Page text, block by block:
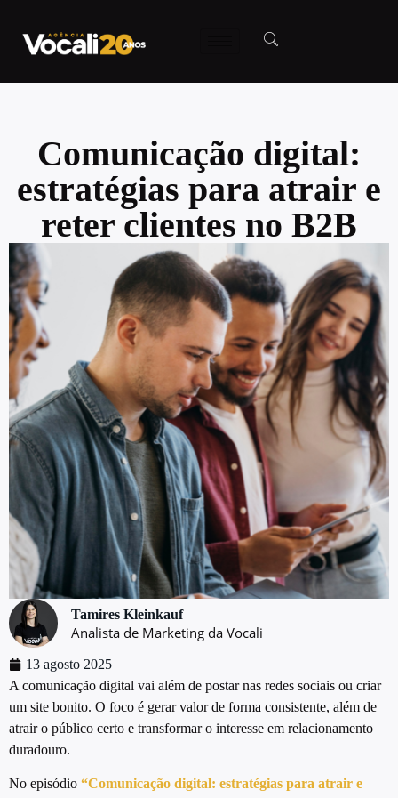
Comunicação digital:
estratégias para atrair e
reter clientes no B2B
Tamires Kleinkauf
Analista de Marketing da Vocali
13 agosto 2025
A comunicação digital vai além de postar nas redes sociais ou criar
um site bonito. O foco é gerar valor de forma consistente, além de
atrair o público certo e transformar o interesse em relacionamento
duradouro.
No episódio “Comunicação digital: estratégias para atrair e